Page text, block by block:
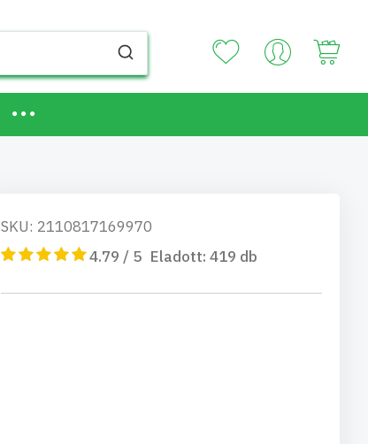
SKU: 2110817169970
4.79 / 5 Eladott: 419 db